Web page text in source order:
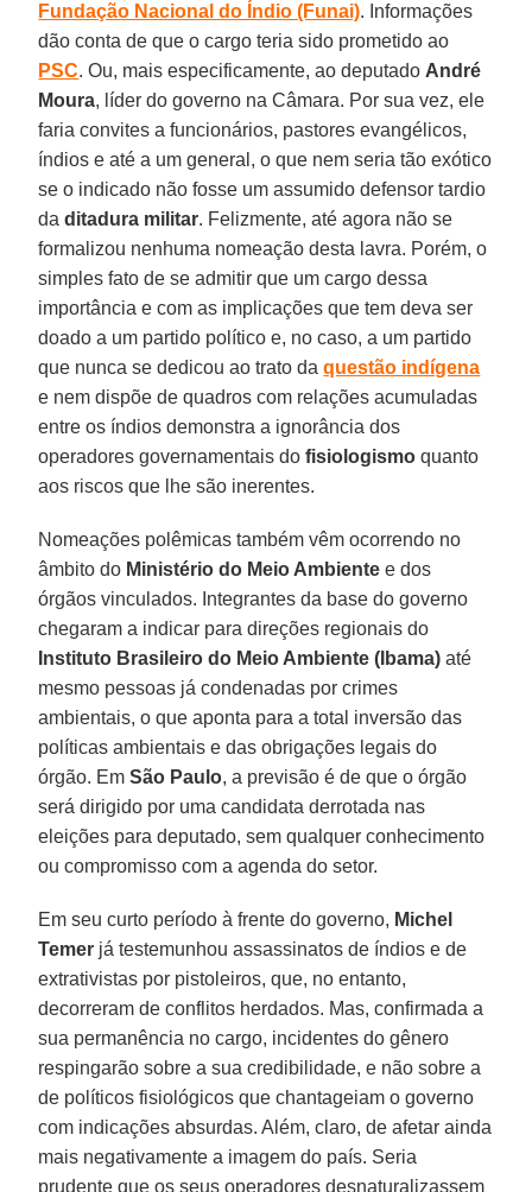
Fundação Nacional do Índio (Funai). Informações
dão conta de que o cargo teria sido prometido ao
PSC. Ou, mais especificamente, ao deputado André
Moura, líder do governo na Câmara. Por sua vez, ele
faria convites a funcionários, pastores evangélicos,
índios e até a um general, o que nem seria tão exótico
se o indicado não fosse um assumido defensor tardio
daditadura militar. Felizmente, até agora não se
formalizou nenhuma nomeação desta lavra. Porém, o
simples fato de se admitir que um cargo dessa
importância e com as implicações que tem deva ser
doado a um partido político e, no caso, a um partido
que nunca se dedicou ao trato daquestão indígena
e nem dispõe de quadros com relações acumuladas
entre os índios demonstra a ignorância dos
operadores governamentais dofisiologismo quanto
aos riscos que lhe são inerentes.
Nomeações polêmicas também vêm ocorrendo no
âmbito do Ministério do Meio Ambiente e dos
órgãos vinculados. Integrantes da base do governo
chegaram a indicar para direções regionais do
Instituto Brasileiro do Meio Ambiente (Ibama) até
mesmo pessoas já condenadas por crimes
ambientais, o que aponta para a total inversão das
políticas ambientais e das obrigações legais do
órgão. EmSão Paulo, a previsão é de que o órgão
será dirigido por uma candidata derrotada nas
eleições para deputado, sem qualquer conhecimento
ou compromisso com a agenda do setor.
Em seu curto período à frente do governo, Michel
Temer já testemunhou assassinatos de índios e de
extrativistas por pistoleiros, que, no entanto,
decorreram de conflitos herdados. Mas, confirmada a
sua permanência no cargo, incidentes do gênero
respingarão sobre a sua credibilidade, e não sobre a
de políticos fisiológicos que chantageiam o governo
com indicações absurdas. Além, claro, de afetar ainda
mais negativamente a imagem do país. Seria
prudente que os seus operadores desnaturalizassem